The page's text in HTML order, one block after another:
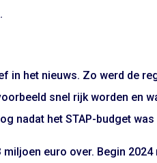
in het nieuws. Zo werd de
snel rijk worden en
nadat het STAP-budget
euro over. Begin 2024